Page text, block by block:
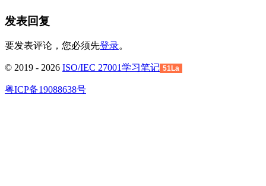
发表回复
要发表评论，您必须先登录。
© 2019 - 2026 ISO/IEC 27001学习笔记 51La
粤ICP备19088638号